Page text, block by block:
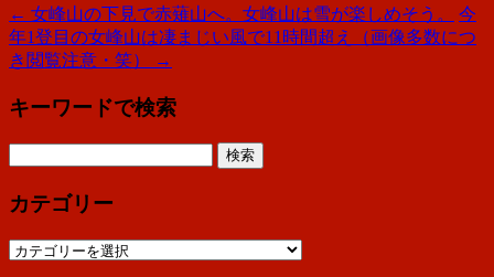
← 女峰山の下見で赤薙山へ。女峰山は雪が楽しめそう。
今
年1登目の女峰山は凄まじい風で11時間超え（画像多数につ
き閲覧注意・笑）
→
キーワードで検索
カテゴリー
カ